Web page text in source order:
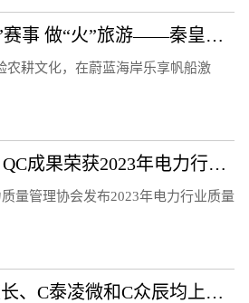
做“热”文化 做“活”赛事 做“火”旅游——秦皇岛文体旅融合发展观察
农耕文化，在蔚蓝海岸乐享帆船激
国网天津经研院：QC成果荣获2023年电力行业质量管理小组活动成果三等奖
量管理协会发布2023年电力行业质量
新股持续走高 C波长、C泰凌微和C众辰均上涨超过20%